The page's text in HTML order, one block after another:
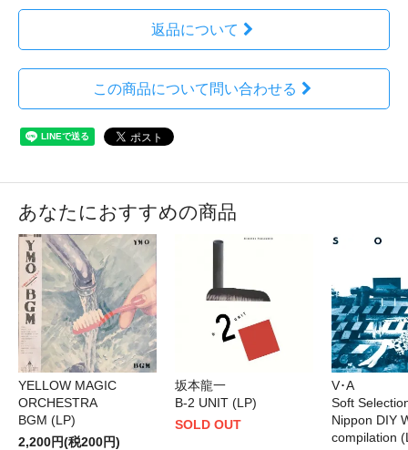
返品について
この商品について問い合わせる
あなたにおすすめの商品
YELLOW MAGIC
ORCHESTRA
BGM (LP)
2,200円(税200円)
坂本龍一
B-2 UNIT (LP)
SOLD OUT
V･A
Soft
Nippon DIY
compilation